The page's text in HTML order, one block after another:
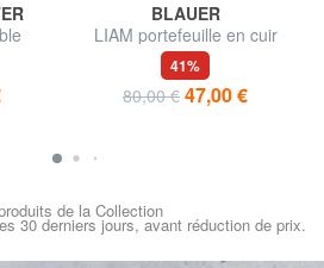
BLAUER
LIAM portefeuille en cuir
41%
80,00 € 47,00 €
de la Collection
30 derniers jours, avant réduction de prix.